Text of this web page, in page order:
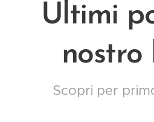
Ultimi
nostro
Scopri per